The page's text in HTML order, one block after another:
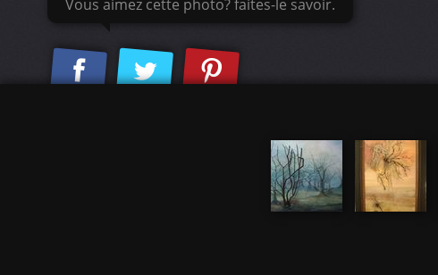
Vous aimez cette photo? faites-le savoir.